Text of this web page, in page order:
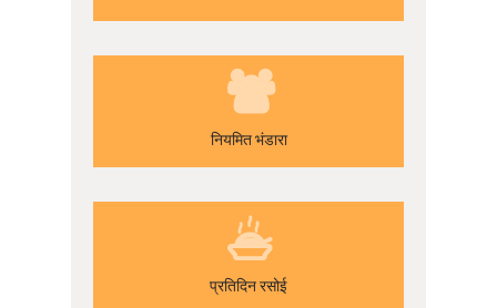
नियमित भंडारा
प्रतिदिन रसोई